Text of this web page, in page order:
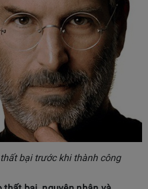
bại trước khi thành công